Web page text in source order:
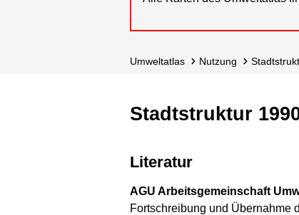
Umweltatlas Nutzung
Stadtstruktur
Literatur
AGU Arbeitsgemeinschaft
Fortschreibung und Übernahme